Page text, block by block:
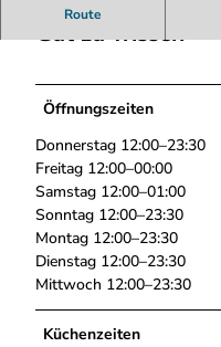
o
p
g
Route
Gut zu wissen
Öffnungszeiten
Donnerstag 12:00–23:30
Freitag 12:00–00:00
Samstag 12:00–01:00
Sonntag 12:00–23:30
Montag 12:00–23:30
Dienstag 12:00–23:30
Mittwoch 12:00–23:30
Küchenzeiten